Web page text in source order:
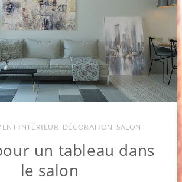
INTÉRIEUR DÉCORATION SALON
un tableau dans
le salon